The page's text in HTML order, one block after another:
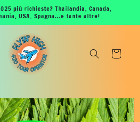
più richieste? Thailandia, Canada,
USA, Spagna...e tante altre!
Carrello